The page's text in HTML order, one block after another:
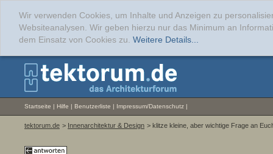
Wir verwenden Cookies, um Inhalte und Anzeigen zu
Websiteanalysen. Wir geben hierzu nur das Minimum an
dem Einsatz von Cookies zu. Weitere Details...
Startseite | Hilfe | Benutzerliste | Impressum/Datenschutz |
tektorum.de > Innenarchitektur & Design > klitze kleine, aber wichtige Frage an